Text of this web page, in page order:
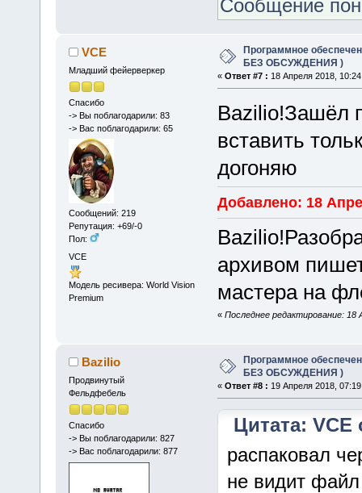
Сообщение
VCE
Младший фейерверкер
Спасибо
-> Вы поблагодарили: 83
-> Вас поблагодарили: 65
Сообщений: 219
Репутация: +69/-0
Пол:
VCE
Модель ресивера: World Vision
Premium
Программное
БЕЗ ОБСУЖДЕНИЯ )
« Ответ #7 : 18 Апреля 2018,
Bazilio!Зашёл
вставить
догоняю
Добавлено: 18
архивом
мастера на
« Последнее редактирование: 18
Bazilio
Продвинутый
Фельдфебель
Спасибо
-> Вы поблагодарили: 827
-> Вас поблагодарили: 877
Программное
БЕЗ ОБСУЖДЕНИЯ )
« Ответ #8 : 19 Апреля 2018,
Цитата: VCE
распаковал
не видит файл